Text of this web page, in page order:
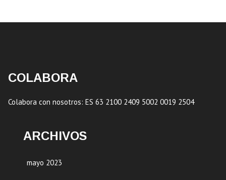
COLABORA
Colabora con nosotros: ES 63 2100 2409 5002 0019 2504
ARCHIVOS
mayo 2023